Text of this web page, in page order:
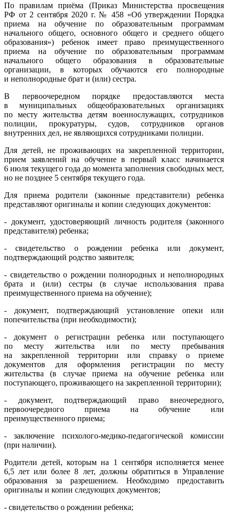
По правилам приёма (Приказ Министерства просвещения
РФ от 2 сентября 2020 г. № 458 «Об утверждении Порядка
приема на обучение по образовательным программам
начального общего, основного общего и среднего общего
образования») ребенок имеет право преимущественного
приема на обучение по образовательным программам
начального общего образования в образовательные
организации, в которых обучаются его полнородные
и неполнородные брат и (или) сестра.
В первоочередном порядке предоставляются места
в муниципальных общеобразовательных организациях
по месту жительства детям военнослужащих, сотрудников
полиции, прокуратуры, судов, сотрудников органов
внутренних дел, не являющихся сотрудниками полиции.
Для детей, не проживающих на закрепленной территории,
прием заявлений на обучение в первый класс начинается
6 июля текущего года до момента заполнения свободных мест,
но не позднее 5 сентября текущего года.
Для приема родители (законные представители) ребенка
представляют оригиналы и копии следующих документов:
- документ, удостоверяющий личность родителя (законного
представителя) ребенка;
- свидетельство о рождении ребенка или документ,
подтверждающий родство заявителя;
- свидетельство о рождении полнородных и неполнородных
брата и (или) сестры (в случае использования права
преимущественного приема на обучение);
- документ, подтверждающий установление опеки или
попечительства (при необходимости);
- документ о регистрации ребенка или поступающего
по месту жительства или по месту пребывания
на закрепленной территории или справку о приеме
документов для оформления регистрации по месту
жительства (в случае приема на обучение ребенка или
поступающего, проживающего на закрепленной территории);
- документ, подтверждающий право внеочередного,
первоочередного приема на обучение или
преимущественного приема;
- заключение психолого-медико-педагогической комиссии
(при наличии).
Родители детей, которым на 1 сентября исполняется менее
6,5 лет или более 8 лет, должны обратиться в Управление
образования за разрешением. Необходимо предоставить
оригиналы и копии следующих документов;
- свидетельство о рождении ребенка;